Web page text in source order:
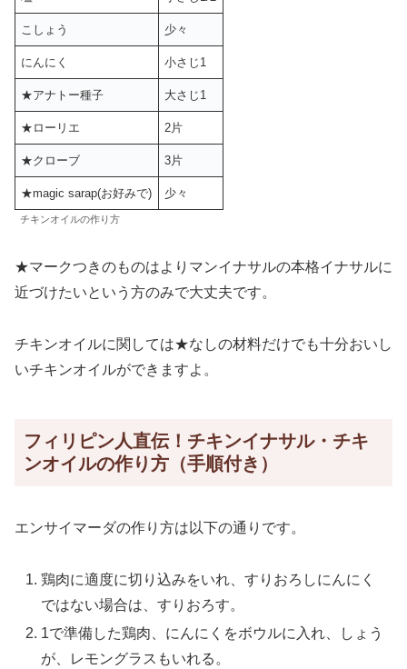
こしょう 少々
にんにく 小さじ1
★アナトー種子 大さじ1
★ローリエ 2片
★クローブ 3片
★magic sarap(お好みで) 少々
チキンオイルの作り方
★マークつきのものはよりマンイナサルの本格イナサルに
近づけたいという方のみで大丈夫です。
チキンオイルに関しては★なしの材料だけでも十分おいし
いチキンオイルができますよ。
フィリピン人直伝！チキンイナサル・チキ
ンオイルの作り方（手順付き）
エンサイマーダの作り方は以下の通りです。
鶏肉に適度に切り込みをいれ、すりおろしにんにく
ではない場合は、すりおろす。
1で準備した鶏肉、にんにくをボウルに入れ、しょう
が、レモングラスもいれる。